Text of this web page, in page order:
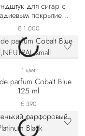
для сигар с
покрытием и
отделкой
€ 1.000
1 цвет
parfum Cobalt Blue
125 ml
€ 390